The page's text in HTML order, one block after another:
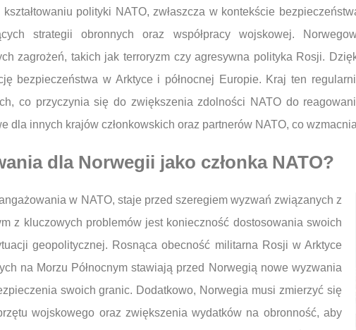
polityki NATO, zwłaszcza w kontekście
strategii obronnych oraz współpracy wojskowej.
zagrożeń, takich jak terroryzm czy agresywna polityka Rosji.
bezpieczeństwa w Arktyce i północnej Europie. Kraj ten
co przyczynia się do zwiększenia zdolności NATO do
dla innych krajów członkowskich oraz partnerów NATO, co
dla Norwegii jako członka NATO?
w NATO, staje przed szeregiem wyzwań związanych z
z kluczowych problemów jest konieczność dostosowania swoich
geopolitycznej. Rosnąca obecność militarna Rosji w Arktyce
na Morzu Północnym stawiają przed Norwegią nowe wyzwania
swoich granic. Dodatkowo, Norwegia musi zmierzyć się
wojskowego oraz zwiększenia wydatków na obronność, aby